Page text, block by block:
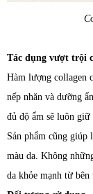
Tác dụng vượt trội
Hàm lượng collagen
nếp nhăn và dưỡng
đủ độ ẩm sẽ luôn
Sản phẩm cũng giúp
màu da. Không
da khỏe mạnh từ bên